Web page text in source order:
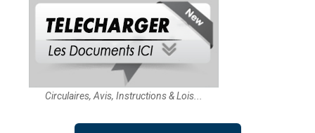
Circulaires, Avis, Instructions & Lois...